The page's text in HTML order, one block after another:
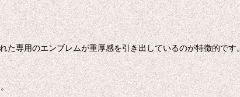
専用のエンブレムが重厚感を引き出しているのが特徴的です